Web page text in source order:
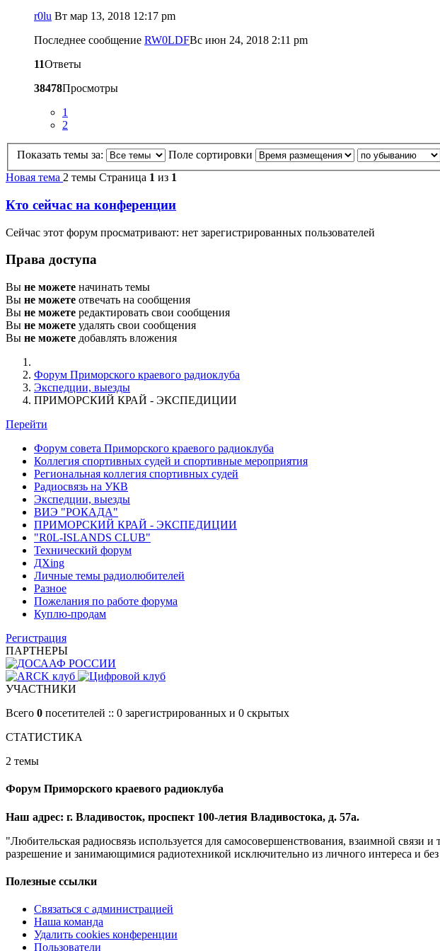
r0lu Вт мар 13, 2018 12:17 pm
Последнее сообщение RW0LDFВс июн 24, 2018 2:11 pm
11Ответы
38478Просмотры
1
2
Показать темы за:
Поле сортировки
Новая тема 2 темы Страница 1 из 1
Кто сейчас на конференции
Сейчас этот форум просматривают: нет зарегистрированных пользователей
Права доступа
Вы не можете начинать темы
Вы не можете отвечать на сообщения
Вы не можете редактировать свои сообщения
Вы не можете удалять свои сообщения
Вы не можете добавлять вложения
Форум Приморского краевого радиоклуба
Экспедции, выезды
ПРИМОРСКИЙ КРАЙ - ЭКСПЕДИЦИИ
Перейти
Форум совета Приморского краевого радиоклуба
Коллегия спортивных судей и спортивные мероприятия
Региональная коллегия спортивных судей
Радиосвязь на УКВ
Экспедции, выезды
ВИЭ "РОКАДА"
ПРИМОРСКИЙ КРАЙ - ЭКСПЕДИЦИИ
"R0L-ISLANDS CLUB"
Технический форум
ДХing
Личные темы радиолюбителей
Разное
Пожелания по работе форума
Куплю-продам
Регистрация
ПАРТНЕРЫ
УЧАСТНИКИ
Всего 0 посетителей :: 0 зарегистрированных и 0 скрытых
СТАТИСТИКА
2 темы
Форум Приморского краевого радиоклуба
Наш адрес: г. Владивосток, проспект 100-летия Владивостока, д. 57а.
"Любительская радиосвязь используется для самосовершенствования, взаимной
разрешение и занимающимися радиотехникой исключительно из личного интереса и
Полезные ссылки
Связаться с администрацией
Наша команда
Удалить cookies конференции
Пользователи